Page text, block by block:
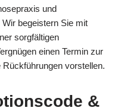
und
begeistern Sie mit
sorgfältigen
einen Termin zur
vorstellen.
&